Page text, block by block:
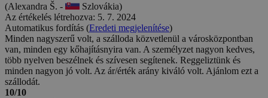
(Alexandra Š. -
Szlovákia)
Az értékelés létrehozva: 5. 7. 2024
Automatikus fordítás (Eredeti megjelenítése)
Minden nagyszerű volt, a szálloda közvetlenül a városközpontban
van, minden egy kőhajításnyira van. A személyzet nagyon kedves,
több nyelven beszélnek és szívesen segítenek. Reggeliztünk és
minden nagyon jó volt. Az ár/érték arány kiváló volt. Ajánlom ezt a
szállodát.
10/10